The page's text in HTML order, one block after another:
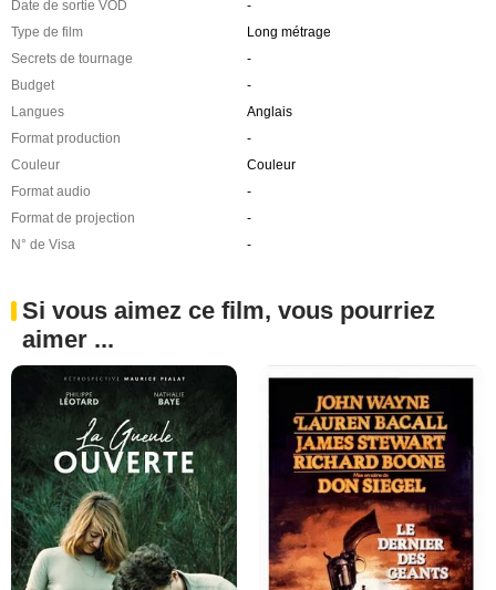
Date de sortie VOD
-
Type de film
Long métrage
Secrets de tournage
-
Budget
-
Langues
Anglais
Format production
-
Couleur
Couleur
Format audio
-
Format de projection
-
N° de Visa
-
Si vous aimez ce film, vous pourriez
aimer ...